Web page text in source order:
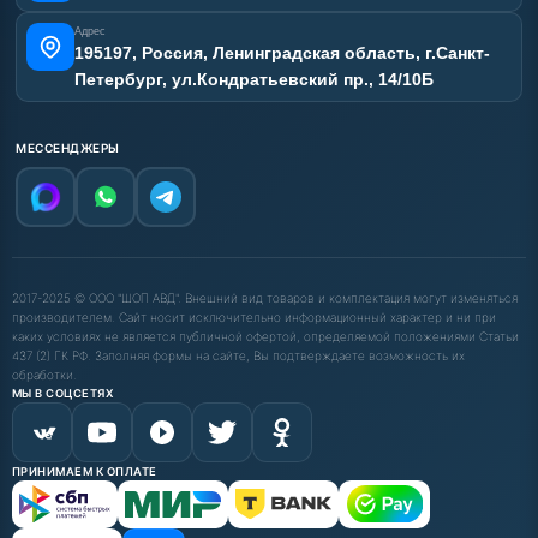
Адрес
195197, Россия, Ленинградская область, г.Санкт-
Петербург, ул.Кондратьевский пр., 14/10Б
МЕССЕНДЖЕРЫ
2017-2025 © ООО "ШОП АВД". Внешний вид товаров и комплектация могут изменяться
производителем. Сайт носит исключительно информационный характер и ни при
каких условиях не является публичной офертой, определяемой положениями Статьи
437 (2) ГК РФ. Заполняя формы на сайте, Вы подтверждаете возможность их
обработки.
МЫ В СОЦСЕТЯХ
ПРИНИМАЕМ К ОПЛАТЕ